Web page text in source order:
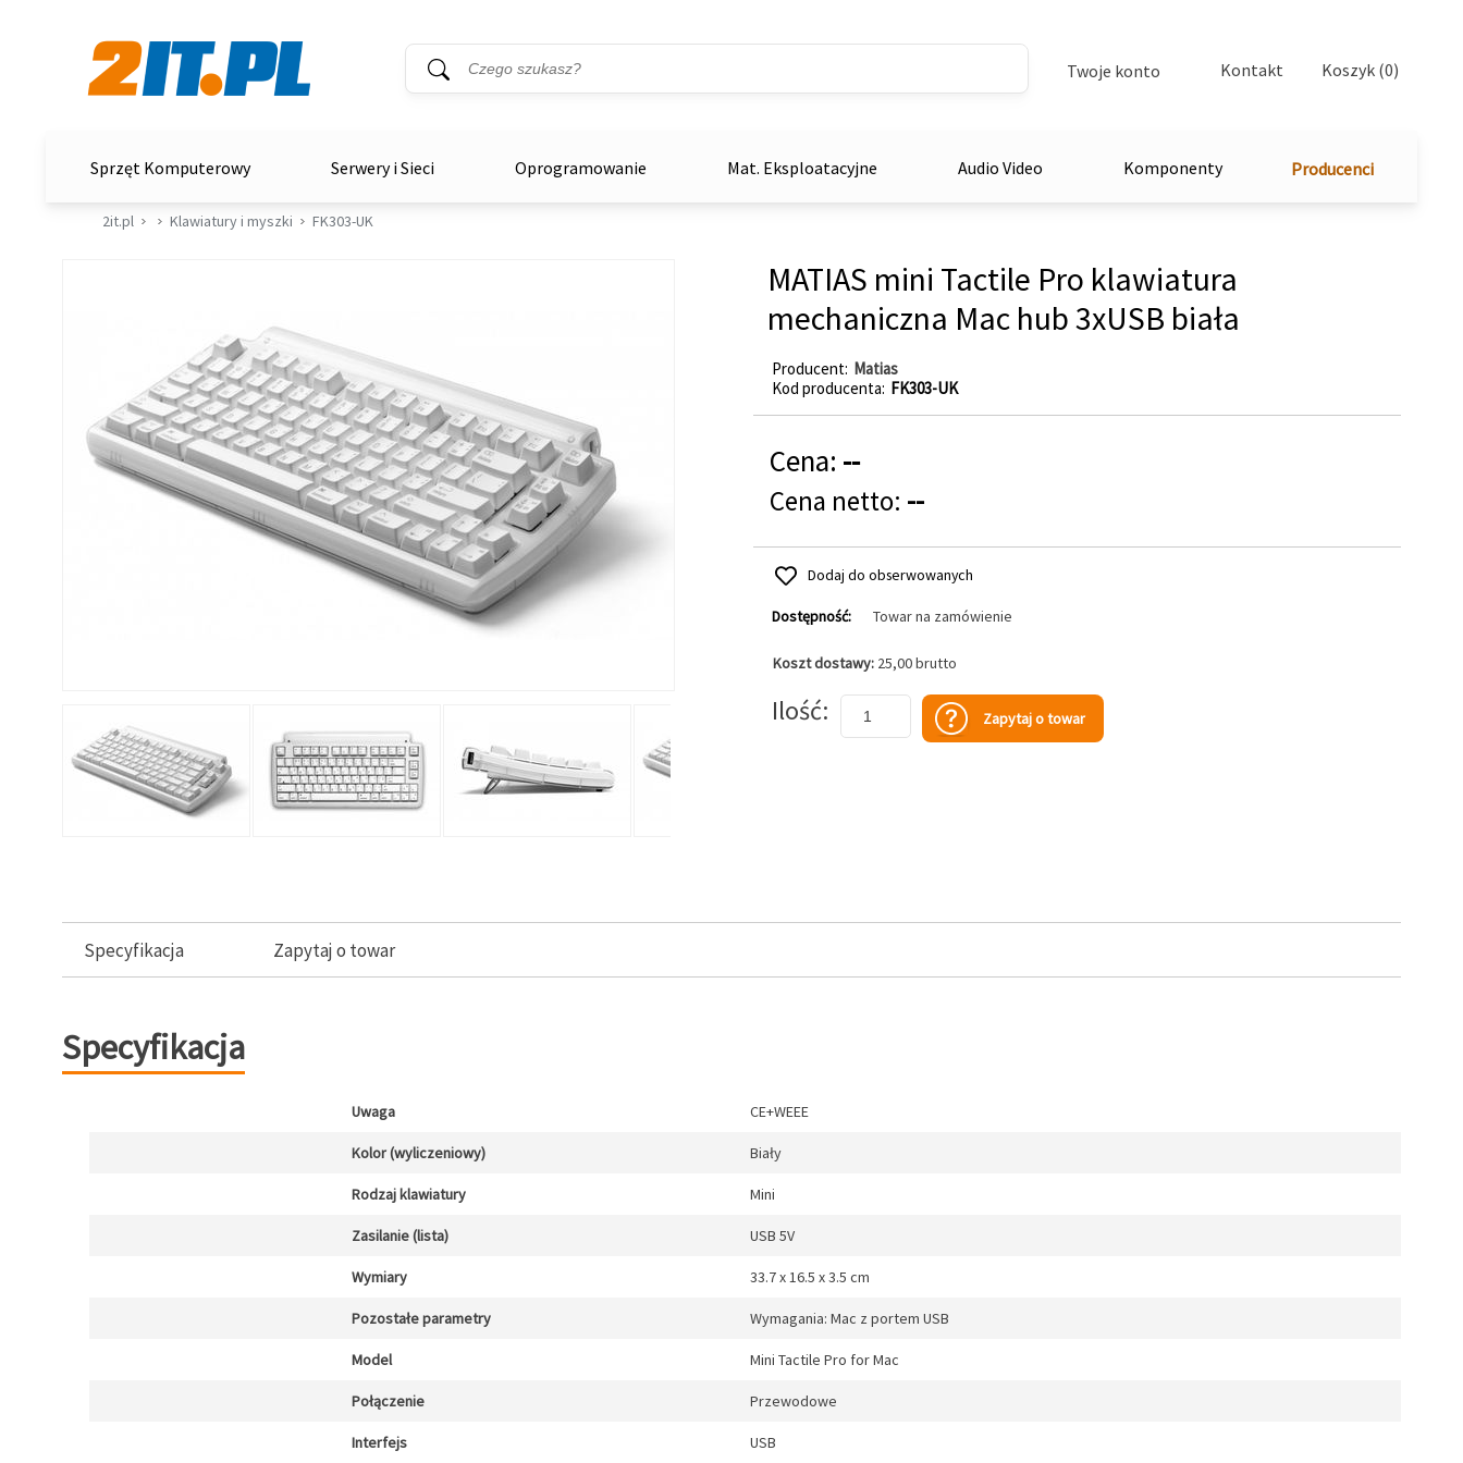
Wyszukiwarka
Słowo kluczowe
Twoje konto Kontakt Koszyk (0)
Sprzęt Komputerowy Serwery i Sieci Oprogramowanie Mat. Eksploatacyjne Audio Video Komponenty Producenci
2it.pl Klawiatury i myszki FK303-UK
MATIAS mini Tactile Pro klawiatura
mechaniczna Mac hub 3xUSB biała
Producent Matias
Kod producenta FK303-UK
Cena: --
Cena netto: --
Dodaj do obserwowanych
Dostępność: Towar na zamówienie
Koszt dostawy: 25,00 brutto
Ilość Zapytaj o towar
Specyfikacja Zapytaj o towar
Specyfikacja
Uwaga CE+WEEE
Kolor (wyliczeniowy) Biały
Rodzaj klawiatury Mini
Zasilanie (lista) USB 5V
Wymiary 33.7 x 16.5 x 3.5 cm
Pozostałe parametry Wymagania: Mac z portem USB
Model Mini Tactile Pro for Mac
Połączenie Przewodowe
Interfejs USB